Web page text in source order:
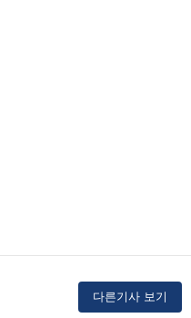
다른기사 보기